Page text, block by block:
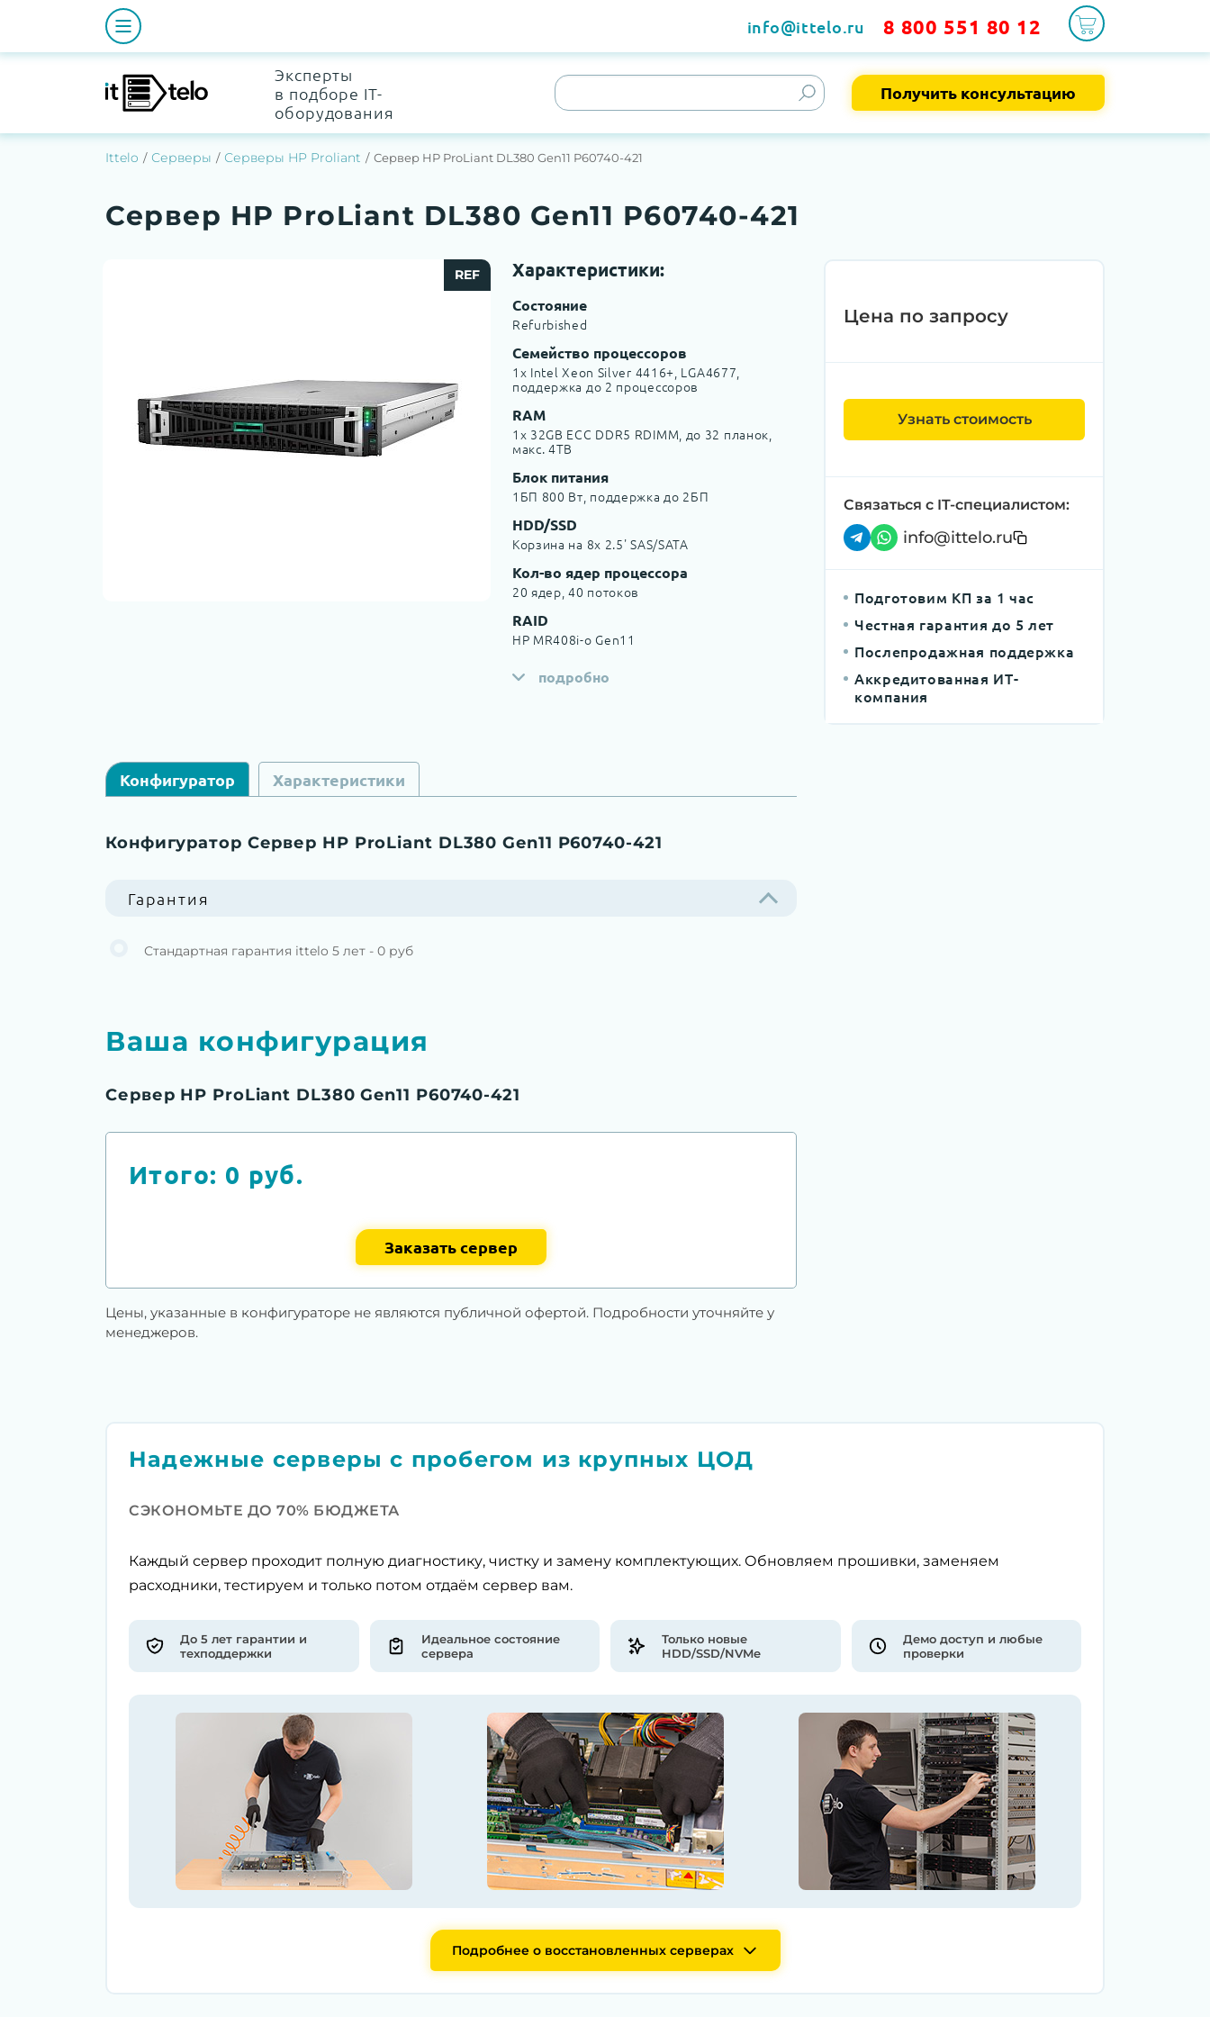
info@ittelo.ru 8 800 551 80 12
Эксперты
в подборе IT-
оборудования
Получить консультацию
Ittelo Серверы Серверы HP Proliant Сервер HP ProLiant DL380 Gen11 P60740-421
Сервер HP ProLiant DL380 Gen11 P60740-421
REF Характеристики:
Состояние
Refurbished
Семейство процессоров
1x Intel Xeon Silver 4416+, LGA4677,
поддержка до 2 процессоров
RAM
1x 32GB ECC DDR5 RDIMM, до 32 планок,
макс. 4TB
Блок питания
1БП 800 Вт, поддержка до 2БП
HDD/SSD
Корзина на 8х 2.5' SAS/SATA
Кол-во ядер процессора
20 ядер, 40 потоков
RAID
HP MR408i-o Gen11
подробно
Конфигуратор Характеристики
Конфигуратор Сервер HP ProLiant DL380 Gen11 P60740-421
Гарантия
Стандартная гарантия ittelo 5 лет - 0 руб
Ваша конфигурация
Сервер HP ProLiant DL380 Gen11 P60740-421
Итого: 0 руб.
Заказать сервер
Цены, указанные в конфигураторе не являются публичной офертой. Подробности уточняйте у
менеджеров.
Цена по запросу
Узнать стоимость
Связаться с IT-специалистом:
info@ittelo.ru
Подготовим КП за 1 час
Честная гарантия до 5 лет
Послепродажная поддержка
Аккредитованная ИТ-
компания
Надежные серверы с пробегом из крупных ЦОД
СЭКОНОМЬТЕ ДО 70% БЮДЖЕТА
Каждый сервер проходит полную диагностику, чистку и замену комплектующих. Обновляем прошивки, заменяем
расходники, тестируем и только потом отдаём сервер вам.
До 5 лет гарантии и
техподдержки
Идеальное состояние
сервера
Только новые
HDD/SSD/NVMe
Демо доступ и любые
проверки
Подробнее о восстановленных серверах